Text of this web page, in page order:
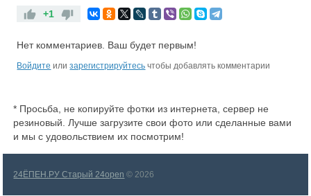
+1
Нет комментариев. Ваш будет первым!
Войдите илизарегистрируйтесь чтобы добавлять комментарии
* Просьба, не копируйте фотки из интернета, сервер не
резиновый. Лучше загрузите свои фото или сделанные вами
и мы с удовольствием их посмотрим!
24ЁПЕН.РУ Старый 24open © 2026